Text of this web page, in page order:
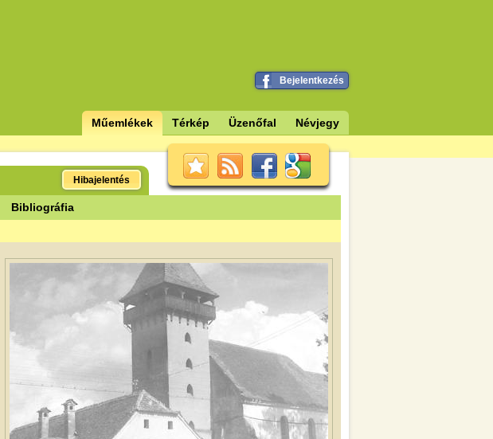
Bejelentkezés
Műemlékek Térkép Üzenőfal Névjegy
Hibajelentés
Bibliográfia